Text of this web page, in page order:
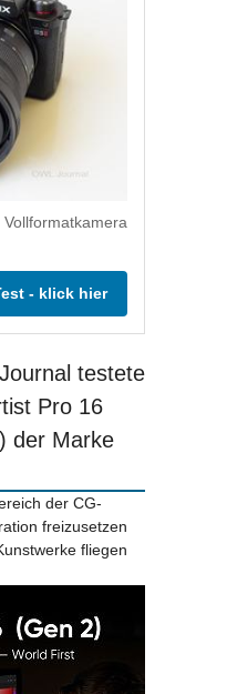
- klick hier
testete
Pro 16
der Marke
der CG-
freizusetzen
fliegen